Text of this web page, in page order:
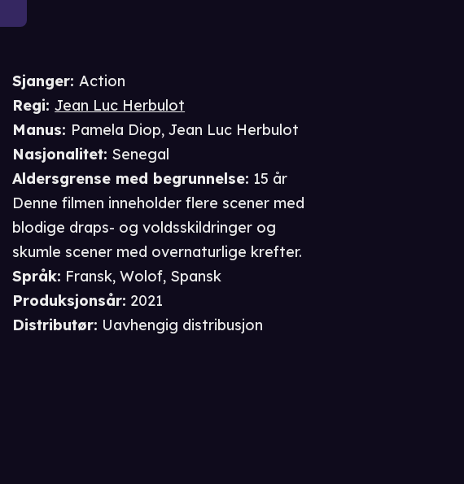
Sjanger:Action
Regi:Jean Luc Herbulot
Manus: Pamela Diop,Jean Luc Herbulot
Nasjonalitet: Senegal
Aldersgrense med begrunnelse: 15 år
Denne filmen inneholder flere scener med
blodige draps- og voldsskildringer og
skumle scener med overnaturlige krefter.
Språk: Fransk, Wolof, Spansk
Produksjonsår: 2021
Distributør: Uavhengig distribusjon